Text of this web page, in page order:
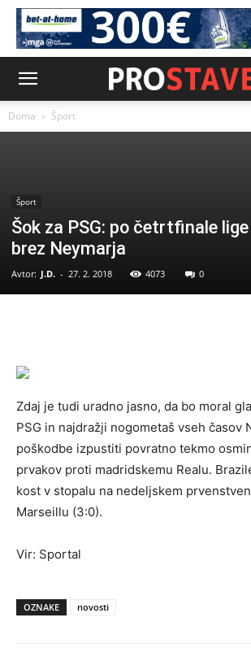
Doma Šport
Šport
Šok za PSG: po četrtfinale
brez Neymarja
Avtor: J.D. - 27. 2. 2018 4073 0
Zdaj je tudi uradno jasno, da bo moral
PSG in najdražji nogometaš vseh časov
poškodbe izpustiti povratno tekmo
prvakov proti madridskemu Realu.
kost v stopalu na nedeljskem
Marseillu (3:0).
Vir: Sportal
OZNAKE novosti